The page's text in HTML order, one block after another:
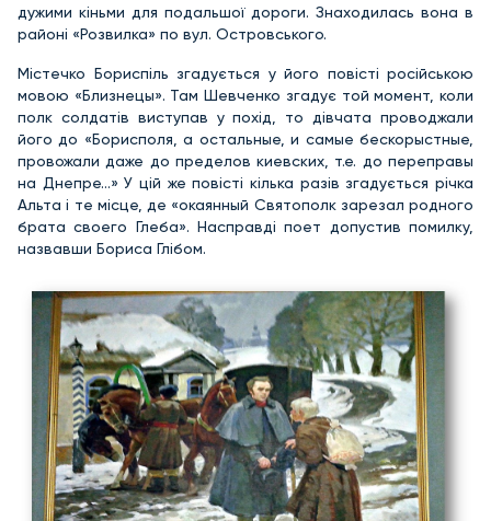
дужими кіньми для подальшої дороги. Знаходилась вона в
районі «Розвилка» по вул. Островського.
Містечко Бориспіль згадується у його повісті російською
мовою «Близнецы». Там Шевченко згадує той момент, коли
полк солдатів виступав у похід, то дівчата проводжали
його до «Борисполя, а остальные, и самые бескорыстные,
провожали даже до пределов киевских, т.е. до переправы
на Днепре…» У цій же повісті кілька разів згадується річка
Альта і те місце, де «окаянный Святополк зарезал родного
брата своего Глеба». Насправді поет допустив помилку,
назвавши Бориса Глібом.